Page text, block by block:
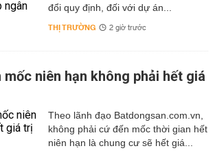
đổi quy định, đối với dự án...
THỊ TRƯỜNG 2 giờ trước
niên hạn không phải hết giá
Theo lãnh đạo Batdongsan.com.vn,
không phải cứ đến mốc thời gian hết
niên hạn là chung cư sẽ hết giá...